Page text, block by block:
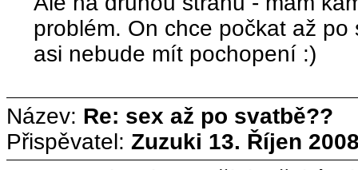
problém. On chce počkat až
asi nebude mít pochopení :)
Název: Re: sex až po svatbě??
Přispěvatel: Zuzuki 13. Říjen